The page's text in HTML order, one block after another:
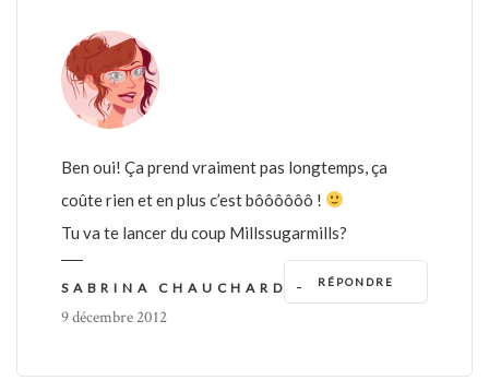
Ben oui! Ça prend vraiment pas longtemps, ça
coûte rien et en plus c’est bôôôôôô !
Tu va te lancer du coup Millssugarmills?
RÉPONDRE
SABRINA CHAUCHARD -
9 décembre 2012